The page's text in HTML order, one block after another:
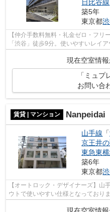
日比谷線
築5年
東京都
【仲介手数料無料・礼金ゼロ・フリ
「渋谷」徒歩9分。使いやすいレイ
様にオススメのお部屋です。詳細は
現在空室情報
「ミュプ
お問い合
賃貸 | マンション Nanpeidai HillTop
山手線 「
京王井
東急東
築6年
東京都
【オートロック・デザイナーズ】山
ウトで使いやすい仕様となっており